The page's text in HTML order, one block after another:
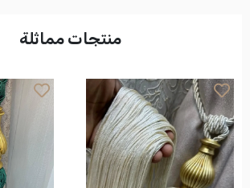
منتجات مماثلة